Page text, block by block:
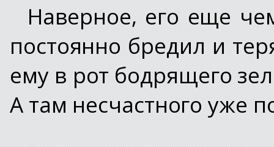
Наверное, его еще
постоянно бредил и
ему в рот бодрящего
А там несчастного уже